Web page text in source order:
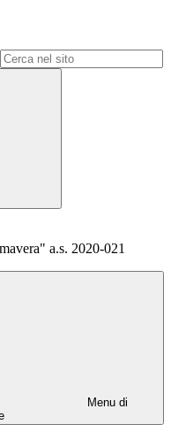
a.s. 2020-021
Menu di